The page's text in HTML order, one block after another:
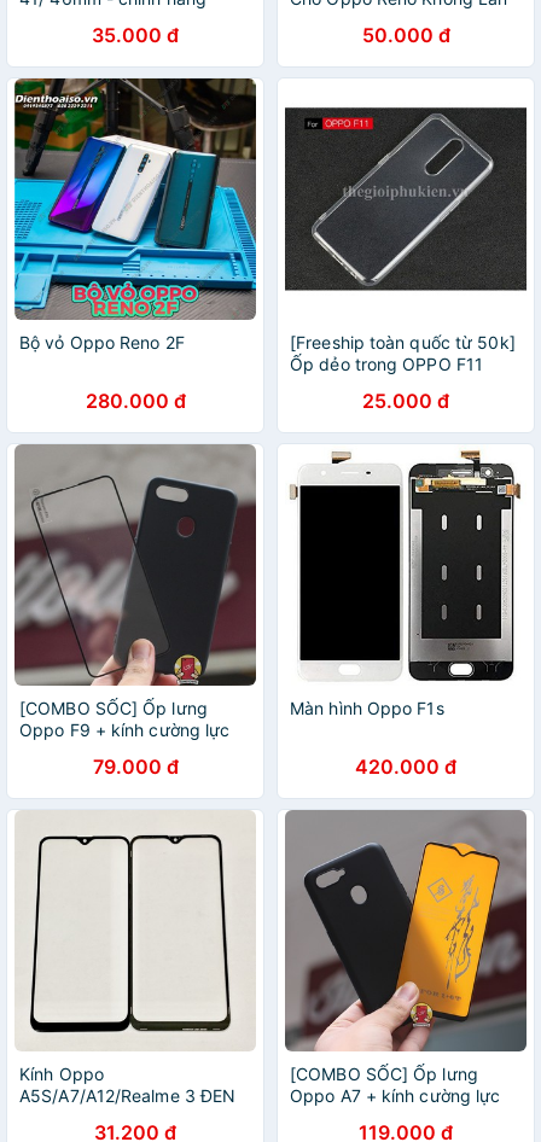
35.000 đ 50.000 đ
Bộ vỏ Oppo Reno 2F
280.000 đ
[Freeship toàn quốc từ 50k]
Ốp dẻo trong OPPO F11
25.000 đ
[COMBO SỐC] Ốp lưng
Oppo F9 + kính cường lực
79.000 đ
Màn hình Oppo F1s
420.000 đ
Kính Oppo
A5S/A7/A12/Realme 3 ĐEN
31.200 đ
[COMBO SỐC] Ốp lưng
Oppo A7 + kính cường lực
119.000 đ